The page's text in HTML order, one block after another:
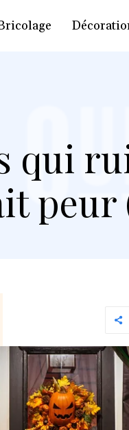
qui
peur